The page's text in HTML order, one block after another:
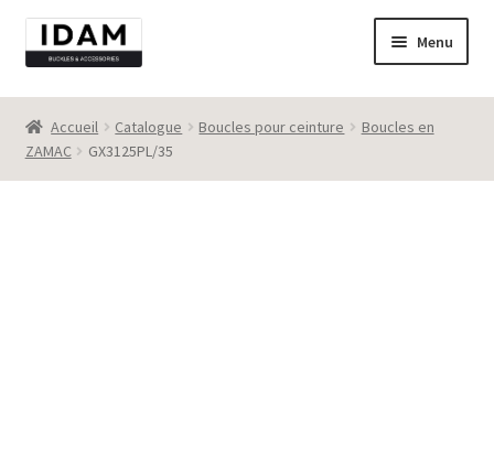
Aller
à
Aller
au
Menu
Catalogue
New
Accueil Catalogue Boucles pour ceinture
Boucles en
ZAMAC
GX3125PL/35